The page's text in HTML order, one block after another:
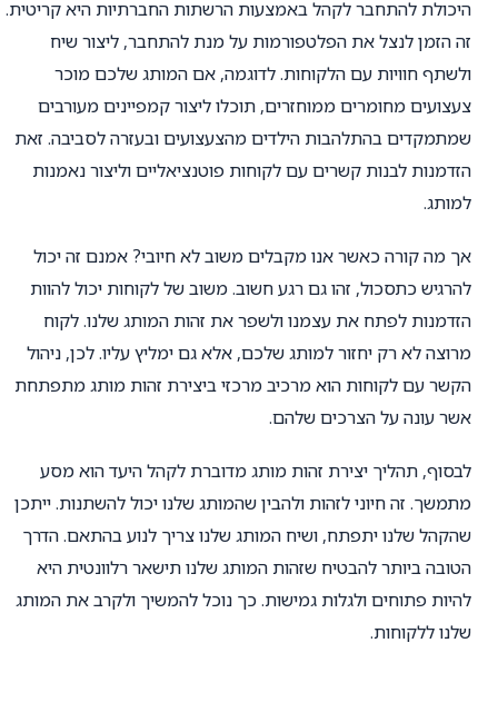
היכולת להתחבר לקהל באמצעות הרשתות החברתיות היא קריטית.
זה הזמן לנצל את הפלטפורמות על מנת להתחבר, ליצור שיח
ולשתף חוויות עם הלקוחות. לדוגמה, אם המותג שלכם מוכר
צעצועים מחומרים ממוחזרים, תוכלו ליצור קמפיינים מעורבים
שמתמקדים בהתלהבות הילדים מהצעצועים ובעזרה לסביבה. זאת
הזדמנות לבנות קשרים עם לקוחות פוטנציאליים וליצור נאמנות
למותג.
אך מה קורה כאשר אנו מקבלים משוב לא חיובי? אמנם זה יכול
להרגיש כתסכול, זהו גם רגע חשוב. משוב של לקוחות יכול להוות
הזדמנות לפתח את עצמנו ולשפר את זהות המותג שלנו. לקוח
מרוצה לא רק יחזור למותג שלכם, אלא גם ימליץ עליו. לכן, ניהול
הקשר עם לקוחות הוא מרכיב מרכזי ביצירת זהות מותג מתפתחת
אשר עונה על הצרכים שלהם.
לבסוף, תהליך יצירת זהות מותג מדוברת לקהל היעד הוא מסע
מתמשך. זה חיוני לזהות ולהבין שהמותג שלנו יכול להשתנות. ייתכן
שהקהל שלנו יתפתח, ושיח המותג שלנו צריך לנוע בהתאם. הדרך
הטובה ביותר להבטיח שזהות המותג שלנו תישאר רלוונטית היא
להיות פתוחים ולגלות גמישות. כך נוכל להמשיך ולקרב את המותג
שלנו ללקוחות.